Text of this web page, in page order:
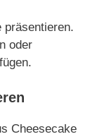
präsentieren.
oder
Cheesecake